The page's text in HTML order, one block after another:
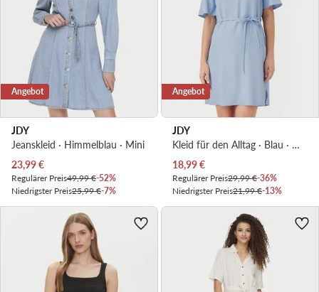
Angebot
JDY
Jeanskleid · Himmelblau · Mini
Aktueller Preis
23,99€
Regulärer Preis49,99 €-52%
Niedrigster Preis25,99 €-7%
Angebot
JDY
Kleid für den Alltag · Blau · Mini
Aktueller Preis
18,99€
Regulärer Preis29,99 €-36%
Niedrigster Preis21,99 €-13%